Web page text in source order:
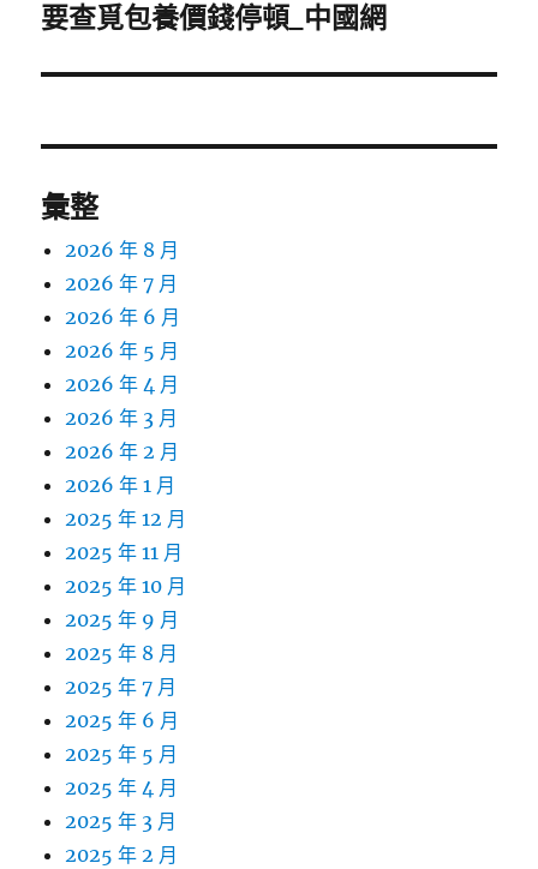
一
文
要查覓包養價錢停頓_中國網
彙整
2026 年 8 月
2026 年 7 月
2026 年 6 月
2026 年 5 月
2026 年 4 月
2026 年 3 月
2026 年 2 月
2026 年 1 月
2025 年 12 月
2025 年 11 月
2025 年 10 月
2025 年 9 月
2025 年 8 月
2025 年 7 月
2025 年 6 月
2025 年 5 月
2025 年 4 月
2025 年 3 月
2025 年 2 月